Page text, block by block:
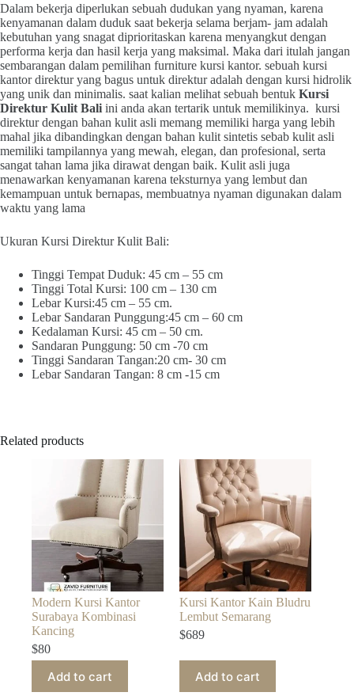
Dalam bekerja diperlukan sebuah dudukan yang nyaman, karena
kenyamanan dalam duduk saat bekerja selama berjam- jam adalah
kebutuhan yang snagat diprioritaskan karena menyangkut dengan
performa kerja dan hasil kerja yang maksimal. Maka dari itulah jangan
sembarangan dalam pemilihan furniture kursi kantor. sebuah kursi
kantor direktur yang bagus untuk direktur adalah dengan kursi hidrolik
yang unik dan minimalis. saat kalian melihat sebuah bentuk Kursi
Direktur Kulit Bali ini anda akan tertarik untuk memilikinya. kursi
direktur dengan bahan kulit asli memang memiliki harga yang lebih
mahal jika dibandingkan dengan bahan kulit sintetis sebab kulit asli
memiliki tampilannya yang mewah, elegan, dan profesional, serta
sangat tahan lama jika dirawat dengan baik. Kulit asli juga
menawarkan kenyamanan karena teksturnya yang lembut dan
kemampuan untuk bernapas, membuatnya nyaman digunakan dalam
waktu yang lama
Ukuran Kursi Direktur Kulit Bali:
Tinggi Tempat Duduk: 45 cm – 55 cm
Tinggi Total Kursi: 100 cm – 130 cm
Lebar Kursi:45 cm – 55 cm.
Lebar Sandaran Punggung:45 cm – 60 cm
Kedalaman Kursi: 45 cm – 50 cm.
Sandaran Punggung: 50 cm -70 cm
Tinggi Sandaran Tangan:20 cm- 30 cm
Lebar Sandaran Tangan: 8 cm -15 cm
Related products
Modern Kursi Kantor
Surabaya Kombinasi
Kancing
$80
Add to cart
Kursi Kantor Kain Bludru
Lembut Semarang
$689
Add to cart